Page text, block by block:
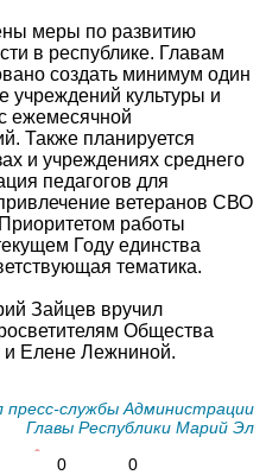
меры по развитию
в республике. Главам
создать минимум один
учреждений культуры и
ежемесячной
Также планируется
и учреждениях среднего
педагогов для
ветеранов СВО
работы
Году единства
тематика.
Зайцев вручил
Общества
и Елене Лежниной.
службы Администрации
Главы Республики Марий Эл
0
0